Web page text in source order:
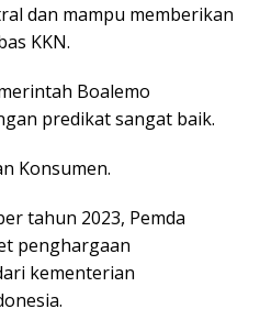
dan mampu memberikan
KKN.
Boalemo
predikat sangat baik.
Konsumen.
tahun 2023, Pemda
penghargaan
kementerian